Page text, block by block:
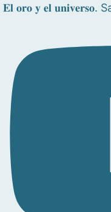
𝐄𝐥 𝐨𝐫𝐨 𝐲 𝐞𝐥